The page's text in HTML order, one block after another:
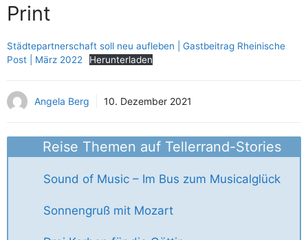
Print
Städtepartnerschaft soll neu aufleben | Gastbeitrag Rheinische
Post | März 2022
Herunterladen
Angela Berg 10. Dezember 2021
Reise Themen auf Tellerrand-Stories
Sound of Music – Im Bus zum Musicalglück
Sonnengruß mit Mozart